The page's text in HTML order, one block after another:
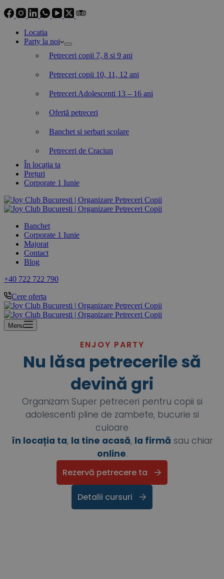
Locatia
Party la noi
Petreceri copii 7, 8 si 9 ani
Petreceri copii 10, 11, 12 ani
Petreceri Adolescenti 13 – 16 ani
Ofertă petreceri
Banchet si serbari scolare
Petreceri de Craciun
În locația ta
Prețuri
Corporate 1 Iunie
Banchet
Corporate 1 Iunie
Majorat
Contact
Blog
+40 722 722 790
Cere oferta
Menu
ENJOY PARTY
Nu lăsa petrecerile să
devină gri
Organizam Super petreceri pentru copii si
adolescenti pline de zambete, bucurie si
culoare
în locația ta, la tine acasă, la firmă sau chiar
online.
Rezervă petrecere ta
Detalii cursuri